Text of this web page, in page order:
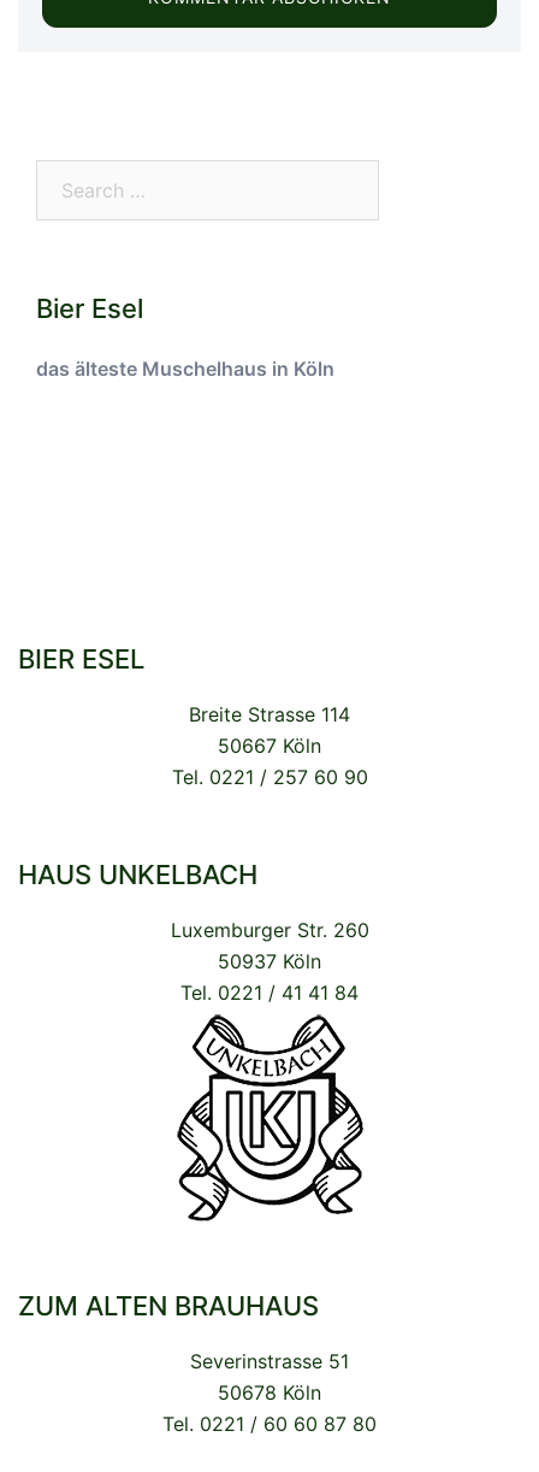
Bier Esel
das älteste Muschelhaus in Köln
BIER ESEL
Breite Strasse 114
50667 Köln
Tel. 0221 / 257 60 90
HAUS UNKELBACH
Luxemburger Str. 260
50937 Köln
Tel. 0221 / 41 41 84
ZUM ALTEN BRAUHAUS
Severinstrasse 51
50678 Köln
Tel. 0221 / 60 60 87 80